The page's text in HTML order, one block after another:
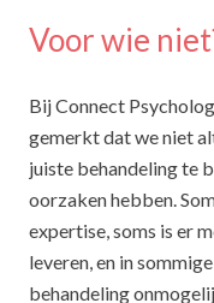
Voor wie
Bij Connect
gemerkt dat we niet
juiste behandeling te
oorzaken hebben.
expertise, soms is er
leveren, en in
behandeling